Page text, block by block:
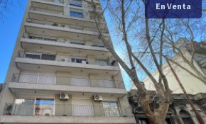
En Venta
En Venta
En Venta